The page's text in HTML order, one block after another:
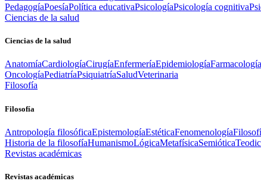
PedagogíaPoesíaPolítica educativaPsicologíaPsicología cognitiva
Ciencias de la salud
Ciencias de la salud
AnatomíaCardiologíaCirugíaEnfermeríaEpidemiologíaFarmacología
OncologíaPediatríaPsiquiatríaSaludVeterinaria
Filosofía
Filosofía
Antropología filosóficaEpistemologíaEstéticaFenomenología
Historia de la filosofíaHumanismoLógicaMetafísicaSemiótica
Revistas académicas
Revistas académicas